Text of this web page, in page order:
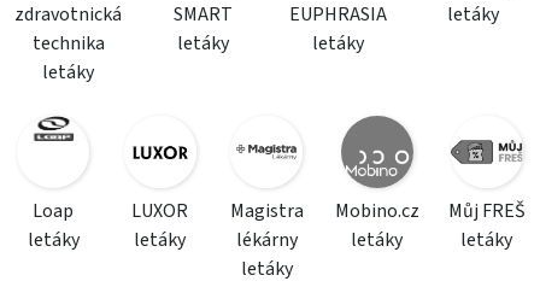
zdravotnická
technika
letáky
SMART
letáky
EUPHRASIA
letáky
letáky
Loap
letáky
LUXOR
letáky
Magistra
lékárny
letáky
Mobino.cz
letáky
Můj FREŠ
letáky